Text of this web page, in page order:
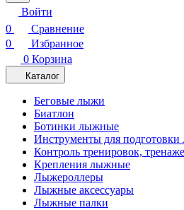
Войти
0
Сравнение
0
Избранное
0 Корзина
Каталог
Беговые лыжи
Биатлон
Ботинки лыжные
Инструменты для
Контроль тренировок,
Крепления лыжные
Лыжероллеры
Лыжные аксессуары
Лыжные палки